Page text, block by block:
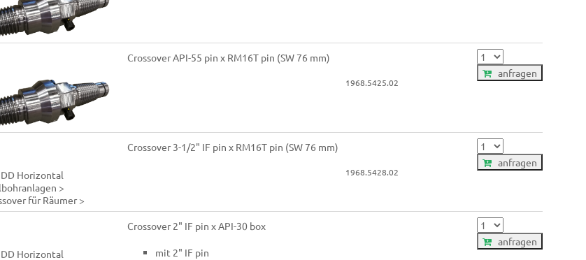
Crossover API-55 pin x RM16T pin (SW 76 mm)
1968.5425.02
anfragen
Crossover 3-1/2" IF pin x RM16T pin (SW 76 mm)
1968.5428.02
anfragen
Crossover 2" IF pin x API-30 box
mit 2" IF pin
anfragen